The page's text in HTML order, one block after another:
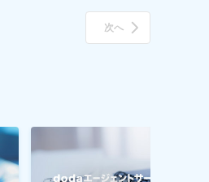
次へ